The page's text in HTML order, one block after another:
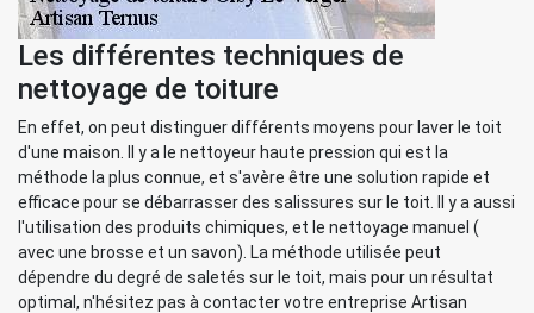
Les différentes techniques de
nettoyage de toiture
En effet, on peut distinguer différents moyens pour laver le toit
d'une maison. Il y a le nettoyeur haute pression qui est la
méthode la plus connue, et s'avère être une solution rapide et
efficace pour se débarrasser des salissures sur le toit. Il y a aussi
l'utilisation des produits chimiques, et le nettoyage manuel (
avec une brosse et un savon). La méthode utilisée peut
dépendre du degré de saletés sur le toit, mais pour un résultat
optimal, n'hésitez pas à contacter votre entreprise Artisan